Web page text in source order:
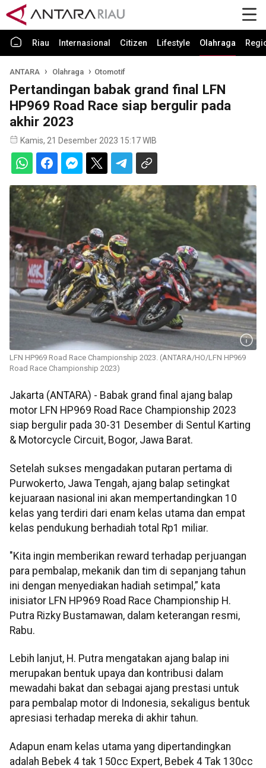
Riau Internasional Citizen Lifestyle Olahraga
ANTARA Olahraga Otomotif
Pertandingan babak grand final LFN
HP969 Road Race siap bergulir pada
akhir 2023
Kamis, 21 Desember 2023 15:17 WIB
LFN HP969 Road Race Championship 2023. (ANTARA/HO/LFN HP969
Road Race Championship 2023)
Jakarta (ANTARA) - Babak grand final ajang balap
motor LFN HP969 Road Race Championship 2023
siap bergulir pada 30-31 Desember di Sentul Karting
& Motorcycle Circuit, Bogor, Jawa Barat.
Setelah sukses mengadakan putaran pertama di
Purwokerto, Jawa Tengah, ajang balap setingkat
kejuaraan nasional ini akan mempertandingkan 10
kelas yang terdiri dari enam kelas utama dan empat
kelas pendukung berhadiah total Rp1 miliar.
"Kita ingin memberikan reward terhadap perjuangan
para pembalap, mekanik dan tim di sepanjang tahun
ini dengan menyediakan hadiah setimpal,” kata
inisiator LFN HP969 Road Race Championship H.
Putra Rizky Bustamawan, dalam keterangan resmi,
Rabu.
Lebih lanjut, H. Putra mengatakan ajang balap ini
merupakan bentuk upaya dan kontribusi dalam
mewadahi bakat dan sebagai ajang prestasi untuk
para pembalap motor di Indonesia, sekaligus bentuk
apresiasi terhadap mereka di akhir tahun.
Adapun enam kelas utama yang dipertandingkan
adalah Bebek 4 tak 150cc Expert, Bebek 4 Tak 130cc